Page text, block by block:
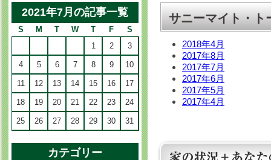
2021年7月の記事一覧
S M T W T F
S
1
2 3
4 5 6 7 8 9 10
11 12 13 14 15 16 17
18 19 20 21 22 23 24
25 26 27 28 29 30 31
カテゴリー
サニーマイト・ト
2018年4月
2017年8月
2017年7月
2017年6月
2017年5月
2017年4月